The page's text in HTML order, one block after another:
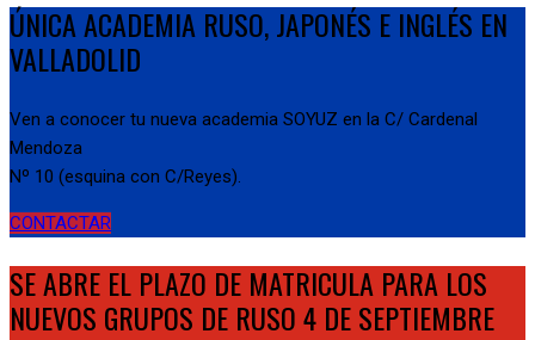
ÚNICA ACADEMIA RUSO, JAPONÉS E INGLÉS EN
VALLADOLID
Ven a conocer tu nueva academia SOYUZ en la C/ Cardenal
Mendoza
Nº 10 (esquina con C/Reyes).
CONTACTAR
SE ABRE EL PLAZO DE MATRICULA PARA LOS
NUEVOS GRUPOS DE RUSO 4 DE SEPTIEMBRE